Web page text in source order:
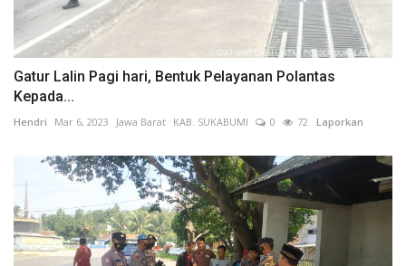
Gatur Lalin Pagi hari, Bentuk Pelayanan Polantas
Kepada...
Hendri Mar 6, 2023 Jawa Barat KAB. SUKABUMI 0 72 Laporkan